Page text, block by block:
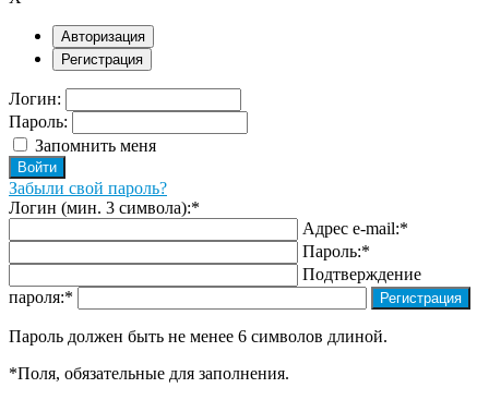
Авторизация
Регистрация
Логин:
Пароль:
Запомнить меня
Забыли свой пароль?
Логин (мин. 3 символа):*
Адрес e-mail:*
Пароль:*
Подтверждение
пароля:*
Пароль должен быть не менее 6 символов длиной.
*Поля, обязательные для заполнения.